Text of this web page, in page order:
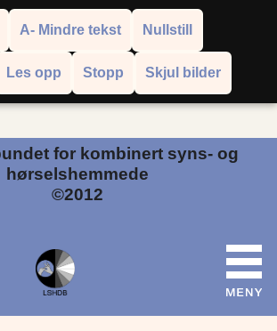
A- Mindre tekst Nullstill
Les opp Stopp Skjul bilder
for kombinert syns- og
hørselshemmede
©2012
by Translate